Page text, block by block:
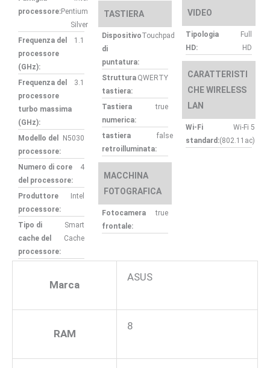
processore:Pentium
Silver
Frequenza del
processore
(GHz):
1.1
Frequenza del
processore
turbo massima
(GHz):
3.1
Modello del
processore:
N5030
Numero di core
del processore:
4
Produttore
processore:
Intel
Tipo di
cache del
processore:
Smart
Cache
TASTIERA
Dispositivo
di
puntatura:
Touchpad
Struttura
tastiera:
QWERTY
Tastiera
numerica:
true
tastiera
retroilluminata:
false
MACCHINA
FOTOGRAFICA
Fotocamera
frontale:
true
VIDEO
Tipologia
HD:
Full
HD
CARATTERISTI
CHE WIRELESS
LAN
Wi-Fi
standard:
Wi-Fi 5
(802.11ac)
Marca
ASUS
RAM
8